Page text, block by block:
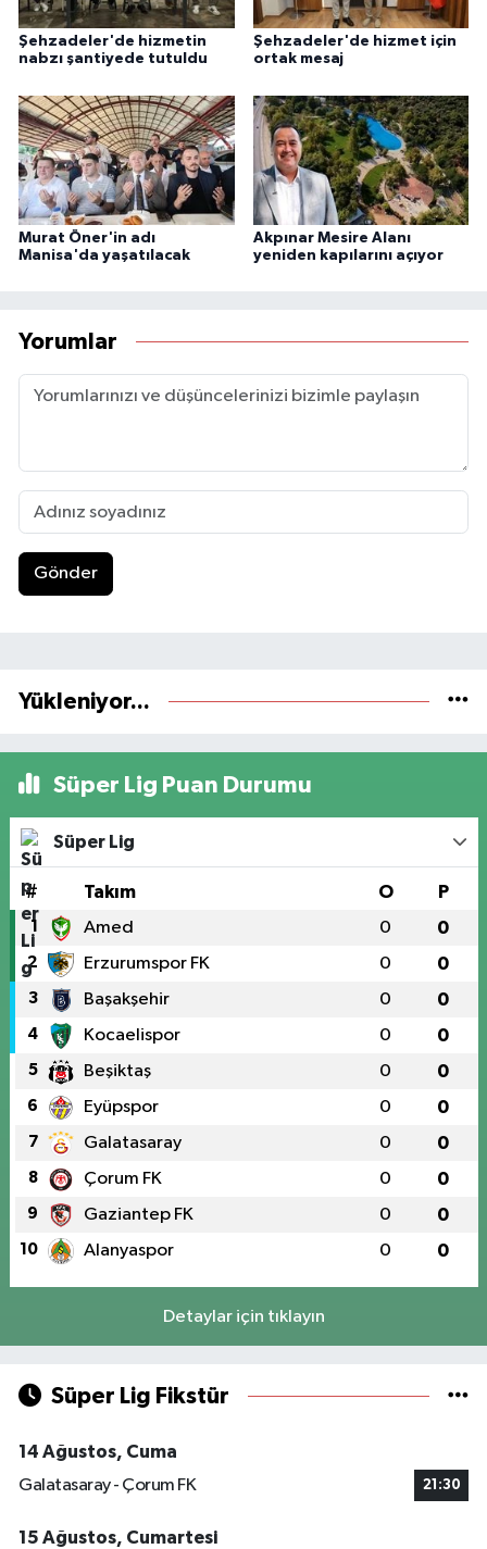
Şehzadeler'de hizmetin
nabzı şantiyede tutuldu
Şehzadeler'de hizmet için
ortak mesaj
Murat Öner'in adı
Manisa'da yaşatılacak
Akpınar Mesire Alanı
yeniden kapılarını açıyor
Yorumlar
Gönder
Yükleniyor...
Süper Lig Puan Durumu
Süper Lig
# Takım O P
1 Amed 0 0
2 Erzurumspor FK 0 0
3 Başakşehir 0 0
4 Kocaelispor 0 0
5 Beşiktaş 0 0
6 Eyüpspor 0 0
7 Galatasaray 0 0
8 Çorum FK 0 0
9 Gaziantep FK 0 0
10 Alanyaspor 0 0
Detaylar için tıklayın
Süper Lig Fikstür
14 Ağustos, Cuma
Galatasaray - Çorum FK
21:30
15 Ağustos, Cumartesi